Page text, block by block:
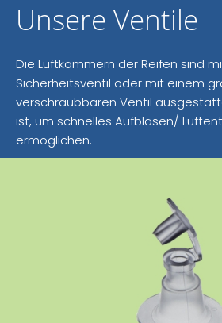
Unsere Ventile
Die Luftkammern der Reifen sind
Sicherheitsventil oder mit einem
verschraubbaren Ventil
ist, um schnelles Aufblasen/
ermöglichen.